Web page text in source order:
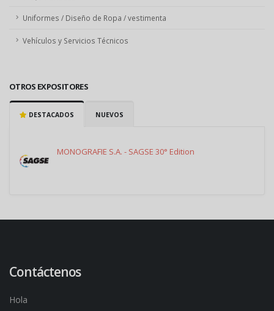
Uniformes / Diseño de Ropa / vestimenta
Vehículos y Servicios Técnicos
OTROS EXPOSITORES
DESTACADOS NUEVOS
MONOGRAFIE S.A. - SAGSE 30° Edition
Contáctenos
Hola